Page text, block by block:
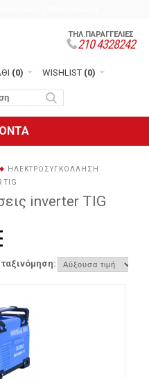
ΤΗΛ.ΠΑΡΑΓΓΕΛΙΕΣ
210 4328242
(0) WISHLIST (0)
ΗΛΕΚΤΡΟΣΥΓΚΟΛΛΗΣΗ
TIG
inverter TIG
ταξινόμηση: